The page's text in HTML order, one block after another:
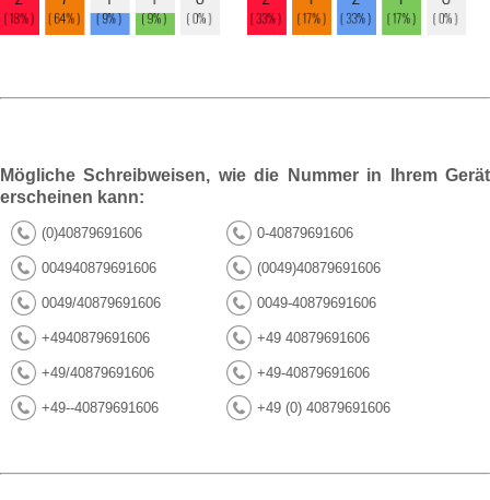
Mögliche Schreibweisen, wie die Nummer in Ihrem Gerät
erscheinen kann:
(0)40879691606 0-40879691606
004940879691606 (0049)40879691606
0049/40879691606 0049-40879691606
+4940879691606 +49 40879691606
+49/40879691606 +49-40879691606
+49--40879691606 +49 (0) 40879691606